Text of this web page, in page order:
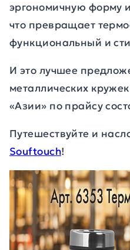
эргономичную форму
что превращает
функциональный и
И это лучшее
металлических
«Азии» по прайсу
Путешествуйте и
Souftouch!